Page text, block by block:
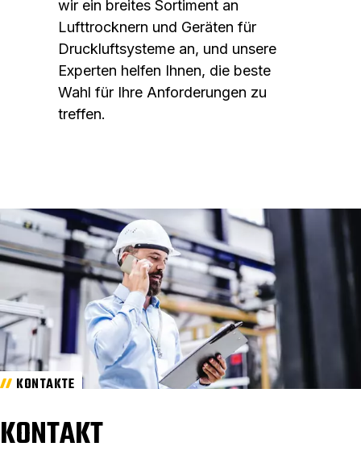
wir ein breites Sortiment an
Lufttrocknern und Geräten für
Druckluftsysteme an, und unsere
Experten helfen Ihnen, die beste
Wahl für Ihre Anforderungen zu
treffen.
KONTAKTE
KONTAKT